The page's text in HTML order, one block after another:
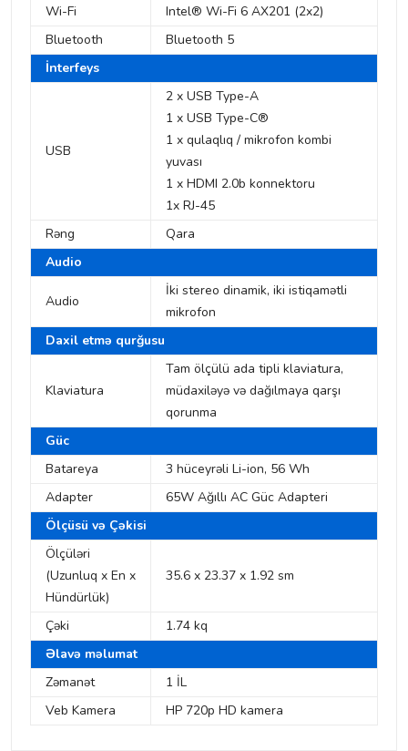
Wi-Fi
Intel® Wi-Fi 6 AX201 (2x2)
Bluetooth
Bluetooth 5
İnterfeys
USB
2 x USB Type-A
1 x ​​USB Type-C®
1 x qulaqlıq / mikrofon kombi
yuvası
1 x HDMI 2.0b konnektoru
1x RJ-45
Rəng
Qara
Audio
Audio
İki stereo dinamik, iki istiqamətli
mikrofon
Daxil etmə qurğusu
Klaviatura
Tam ölçülü ada tipli klaviatura,
müdaxiləyə və dağılmaya qarşı
qorunma
Güc
Batareya
3 hüceyrəli Li-ion, 56 Wh
Adapter
65W Ağıllı AC Güc Adapteri
Ölçüsü və Çəkisi
Ölçüləri
(Uzunluq x En x
Hündürlük)
35.6 x 23.37 x 1.92 sm
Çəki
1.74 kq
Əlavə məlumat
Zəmanət
1 İL
Veb Kamera
HP 720p HD kamera